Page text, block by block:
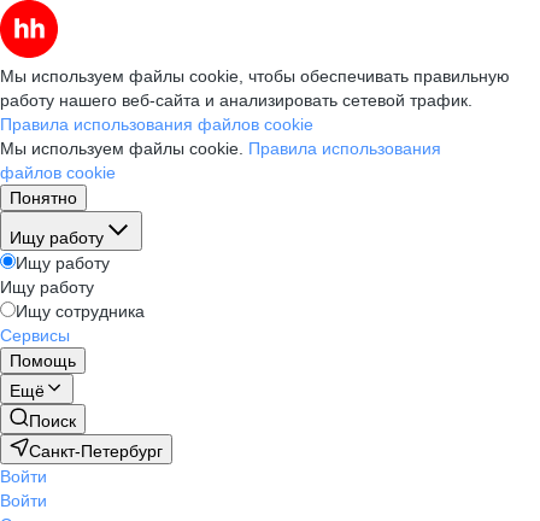
Мы используем файлы cookie, чтобы обеспечивать правильную
работу нашего веб-сайта и анализировать сетевой трафик.
Правила использования файлов cookie
Мы используем файлы cookie. Правила использования
файлов cookie
Понятно
Ищу работу
Ищу работу
Ищу работу
Ищу сотрудника
Сервисы
Помощь
Ещё
Поиск
Санкт-Петербург
Войти
Войти